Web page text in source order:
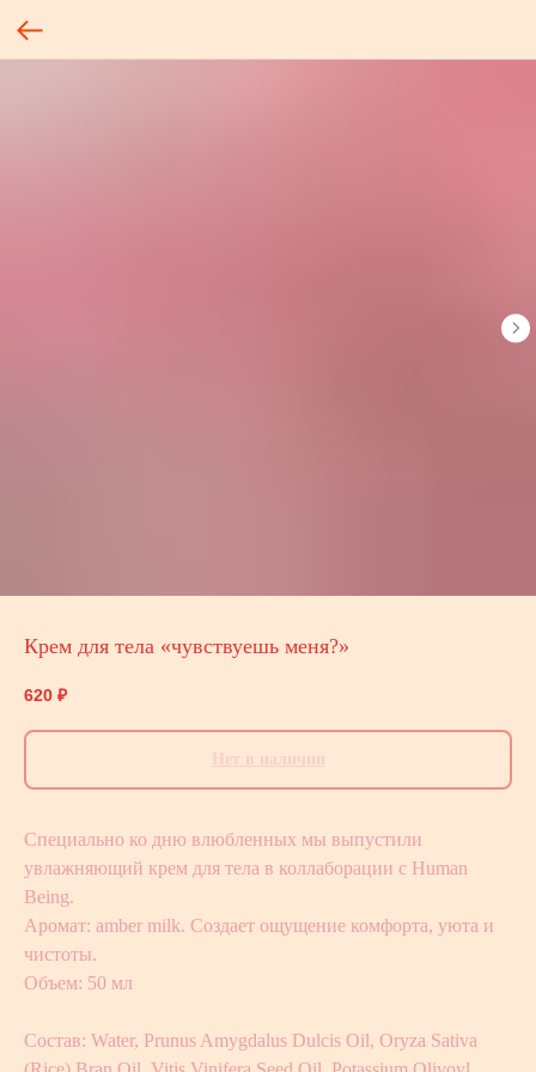
Крем для тела «чувствуешь меня?»
620 ₽
Нет в наличии
Специально ко дню влюбленных мы выпустили
увлажняющий крем для тела в коллаборации с Human
Being.
Аромат: amber milk. Создает ощущение комфорта, уюта и
чистоты.
Объем: 50 мл
Состав: Water, Prunus Amygdalus Dulcis Oil, Oryza Sativa